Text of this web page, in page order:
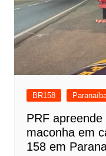
BR158
PRF
maconha em
158 em